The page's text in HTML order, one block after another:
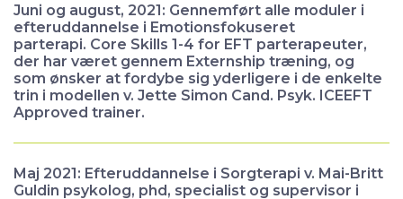
Juni og august, 2021: Gennemført alle moduler i
efteruddannelse i Emotionsfokuseret
parterapi. Core Skills 1-4 for EFT parterapeuter,
der har været gennem Externship træning, og
som ønsker at fordybe sig yderligere i de enkelte
trin i modellen v. Jette Simon Cand. Psyk. ICEEFT
Approved trainer.
Maj 2021: Efteruddannelse i Sorgterapi v. Mai-Britt
Guldin psykolog, phd, specialist og supervisor i